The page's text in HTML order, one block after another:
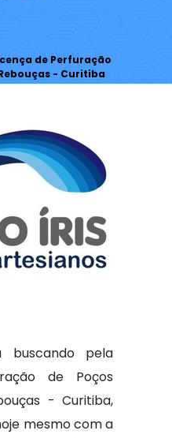
de Perfuração
- Curitiba
buscando pela
de Poços
- Curitiba,
mesmo com a